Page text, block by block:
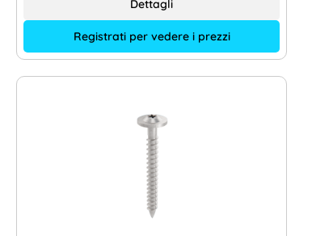
Registrati per vedere i prezzi
Dettagli